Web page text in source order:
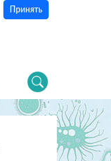
Принять